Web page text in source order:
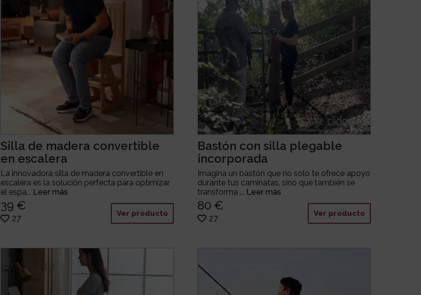
Silla de madera convertible
en escalera
La innovadora silla de madera convertible en
escalera es la solución perfecta para optimizar
el espa... Leer más
39 €
27 Ver producto
Bastón con silla plegable
incorporada
Imagina un bastón que no solo te ofrece apoyo
durante tus caminatas, sino que también se
transforma ... Leer más
80 €
27 Ver producto